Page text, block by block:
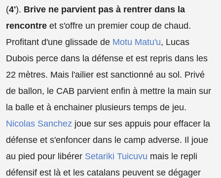
(4'). Brive ne parvient pas à rentrer dans la
rencontre et s'offre un premier coup de chaud.
Profitant d'une glissade de Motu Matu'u, Lucas
Dubois perce dans la défense et est repris dans les
22 mètres. Mais l'ailier est sanctionné au sol. Privé
de ballon, le CAB parvient enfin à mettre la main sur
la balle et à enchainer plusieurs temps de jeu.
Nicolas Sanchez joue sur ses appuis pour effacer la
défense et s'enfoncer dans le camp adverse. Il joue
au pied pour libérer Setariki Tuicuvu mais le repli
défensif est là et les catalans peuvent se dégager